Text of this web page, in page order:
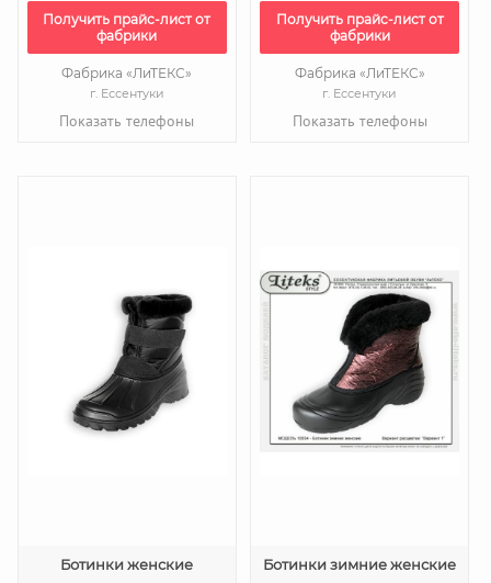
Получить прайс-лист от
фабрики
Фабрика «ЛиТЕКС»
г. Ессентуки
Показать телефоны
Получить прайс-лист от
фабрики
Фабрика «ЛиТЕКС»
г. Ессентуки
Показать телефоны
Ботинки женские Ботинки зимние женские